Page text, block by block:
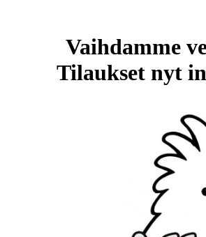
Vaihdamme
Tilaukset nyt